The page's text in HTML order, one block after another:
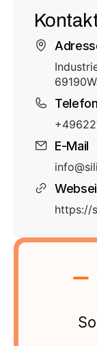
69190
Telefon
E-Mail
https://